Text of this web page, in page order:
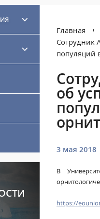
Главная
Сотрудник
популяций
об
3 мая 2018
В
https://